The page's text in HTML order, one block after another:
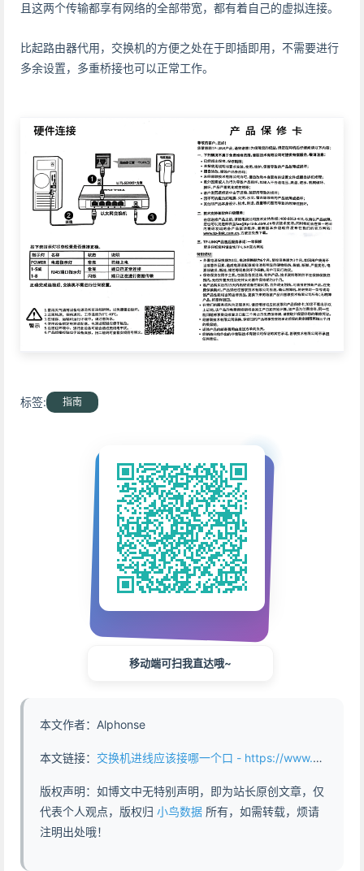
且这两个传输都享有网络的全部带宽，都有着自己的虚拟连接。
比起路由器代用，交换机的方便之处在于即插即用，不需要进行
多余设置，多重桥接也可以正常工作。
标签: 指南
移动端可扫我直达哦~
本文作者：Alphonse
本文链接： 交换机进线应该接哪一个口 - https://www.abddb.com/Which_port_should_be_connected_to_the_incoming_line_of_the_switch.html
版权声明：如博文中无特别声明，即为站长原创文章，仅
代表个人观点，版权归 小鸟数据 所有，如需转载，烦请
注明出处哦！